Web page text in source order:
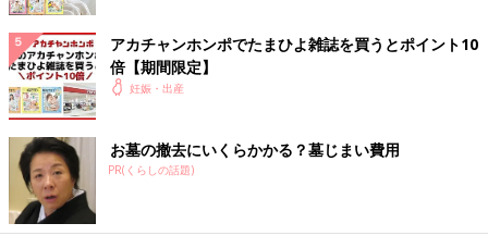
アカチャンホンポでたまひよ雑誌を買うとポイント10
倍【期間限定】
妊娠・出産
お墓の撤去にいくらかかる？墓じまい費用
PR(くらしの話題)